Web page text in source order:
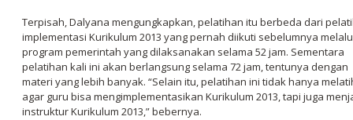
Terpisah, Dalyana mengungkapkan, pelatihan itu berbeda dari
implementasi Kurikulum 2013 yang pernah diikuti sebelumnya
program pemerintah yang dilaksanakan selama 52 jam. Sementara
pelatihan kali ini akan berlangsung selama 72 jam, tentunya dengan
materi yang lebih banyak. “Selain itu, pelatihan ini tidak hanya
agar guru bisa mengimplementasikan Kurikulum 2013, tapi juga
instruktur Kurikulum 2013,” bebernya.